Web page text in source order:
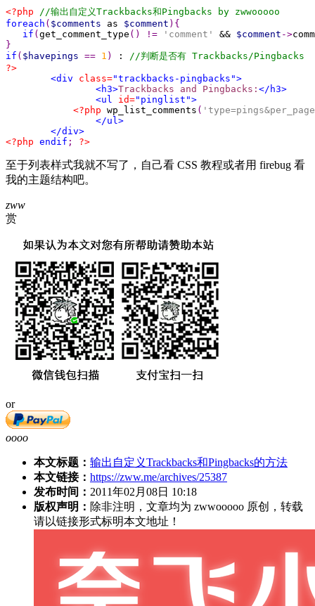
<?php
foreach ( $comments as $comment
if ( get_comment_type () != 'comment' && $comment ->
}
if ( $havepings == 1 ) :
?>
<div class="trackbacks-pingbacks"
<h3>Trackbacks and Pingbacks:
<ul
id="pinglist"
<?php wp_list_comments (
<?php endif ; ?>
至于列表样式我就不写了，自己看 CSS 教程或者用 firebug 看
我的主题结构吧。
zww
赏
or
oooo
本文标题： 输出自定义Trackbacks和Pingbacks的方法
本文链接： https://zww.me/archives/25387
发布时间： 2011年02月08日 10:18
版权声明： 除非注明，文章均为 zwwooooo 原创，转载
请以链接形式标明本文地址！